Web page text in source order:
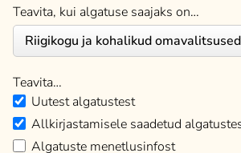
Teavita, kui algatuse saajaks on…
Teavita…
Uutest algatustest
Allkirjastamisele saadetud
Algatuste menetlusinfost